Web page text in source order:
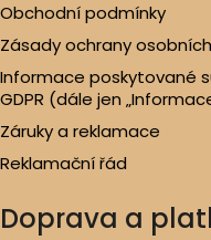
Obchodní podmínky
Zásady ochrany
Informace poskytované
GDPR (dále jen
Záruky a reklamace
Reklamační řád
Doprava a